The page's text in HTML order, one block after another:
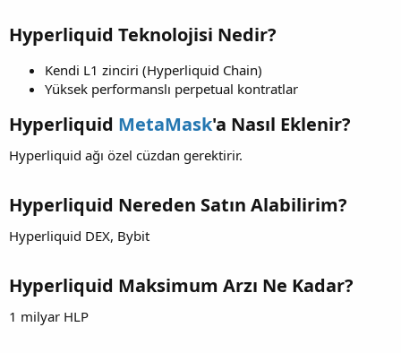
a
i
i
Hyperliquid Teknolojisi Nedir?
Kendi L1 zinciri (Hyperliquid Chain)
Yüksek performanslı perpetual kontratlar
Hyperliquid MetaMask'a Nasıl Eklenir?
Hyperliquid ağı özel cüzdan gerektirir.
Hyperliquid Nereden Satın Alabilirim?
Hyperliquid DEX, Bybit
Hyperliquid Maksimum Arzı Ne Kadar?
1 milyar HLP